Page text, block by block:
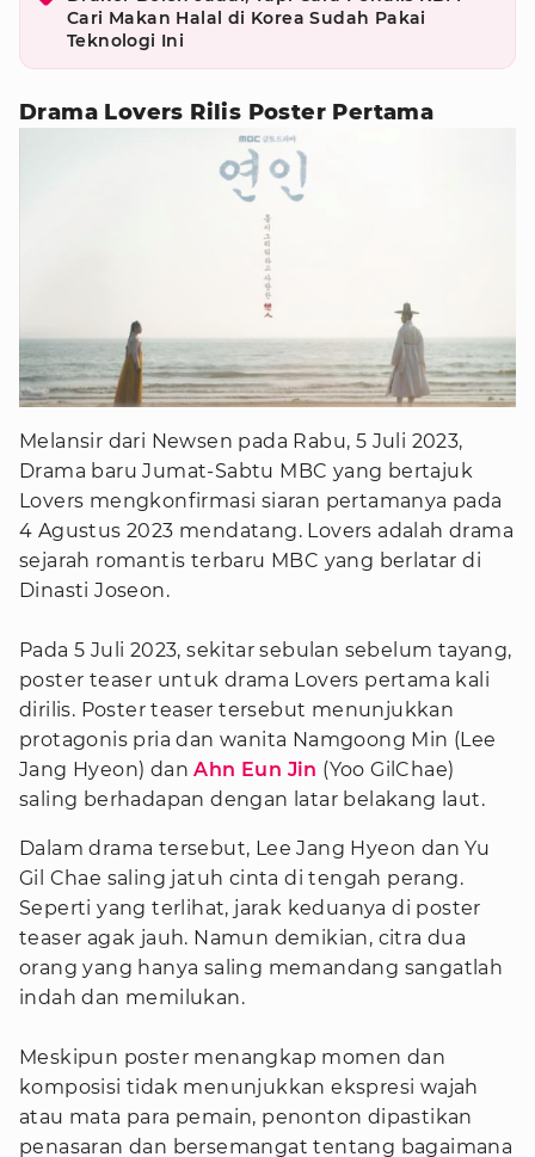
Cari Makan Halal di Korea Sudah Pakai
Teknologi Ini
Drama Lovers Rilis Poster Pertama
Melansir dari Newsen pada Rabu, 5 Juli 2023,
Drama baru Jumat-Sabtu MBC yang bertajuk
Lovers mengkonfirmasi siaran pertamanya pada
4 Agustus 2023 mendatang. Lovers adalah drama
sejarah romantis terbaru MBC yang berlatar di
Dinasti Joseon.
Pada 5 Juli 2023, sekitar sebulan sebelum tayang,
poster teaser untuk drama Lovers pertama kali
dirilis. Poster teaser tersebut menunjukkan
protagonis pria dan wanita Namgoong Min (Lee
Jang Hyeon) danAhn Eun Jin (Yoo GilChae)
saling berhadapan dengan latar belakang laut.
Dalam drama tersebut, Lee Jang Hyeon dan Yu
Gil Chae saling jatuh cinta di tengah perang.
Seperti yang terlihat, jarak keduanya di poster
teaser agak jauh. Namun demikian, citra dua
orang yang hanya saling memandang sangatlah
indah dan memilukan.
Meskipun poster menangkap momen dan
komposisi tidak menunjukkan ekspresi wajah
atau mata para pemain, penonton dipastikan
penasaran dan bersemangat tentang bagaimana